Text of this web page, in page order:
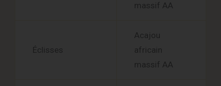
massif AA
Éclisses
Acajou
africain
massif AA